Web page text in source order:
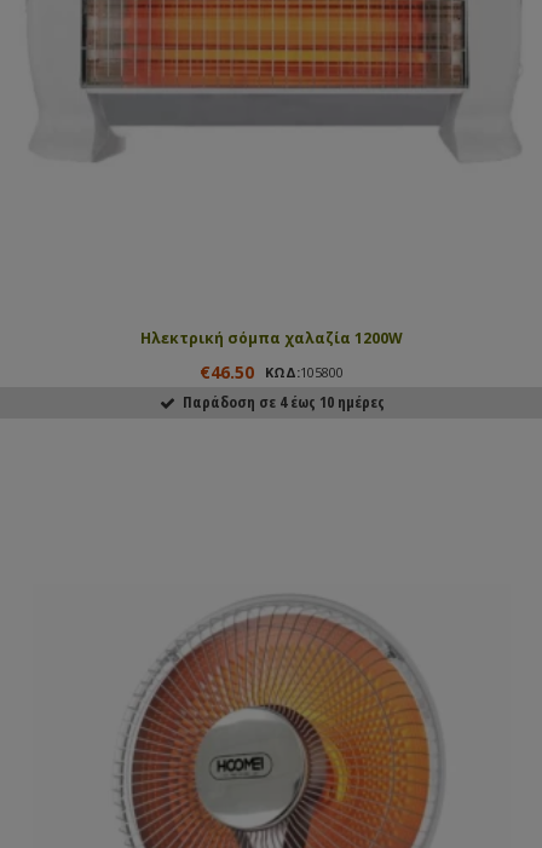
Ηλεκτρική σόμπα χαλαζία 1200W
€46.50 ΚΩΔ:105800
Παράδοση σε 4 έως 10 ημέρες